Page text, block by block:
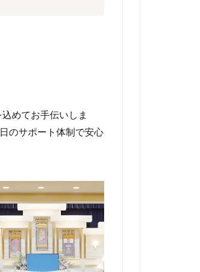
めてお手伝いしま
のサポート体制で安心